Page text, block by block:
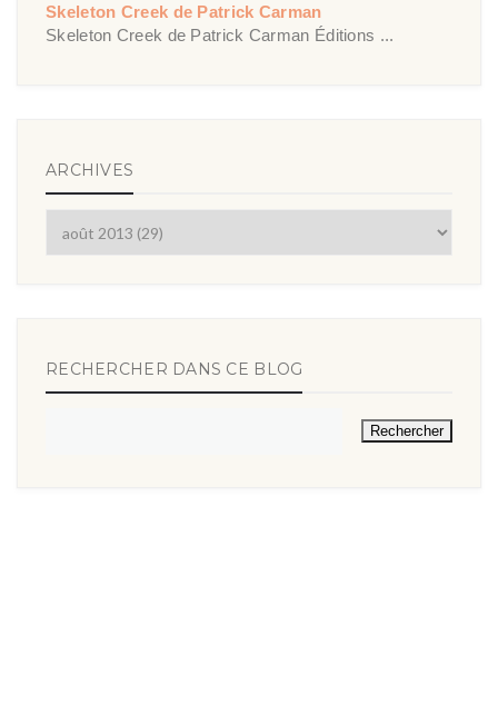
Skeleton Creek de Patrick Carman
Skeleton Creek de Patrick Carman Éditions ...
ARCHIVES
RECHERCHER DANS CE BLOG